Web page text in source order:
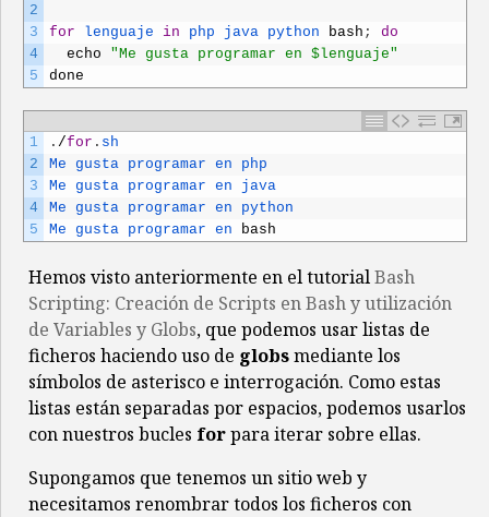
2
3
4
5
for lenguaje in php java python bash ;
do
echo
"Me gusta programar en $lenguaje"
done
1
2
3
4
5
. /for . sh
Me gusta programar en php
Me gusta programar en java
Me gusta programar en python
Me gusta programar en bash
Hemos visto anteriormente en el tutorialBash
Scripting: Creación de Scripts en Bash y utilización
de Variables y Globs, que podemos usar listas de
ficheros haciendo uso de globsmediante los
símbolos de asterisco e interrogación. Como estas
listas están separadas por espacios, podemos usarlos
con nuestros bucles forpara iterar sobre ellas.
Supongamos que tenemos un sitio web y
necesitamos renombrar todos los ficheros con